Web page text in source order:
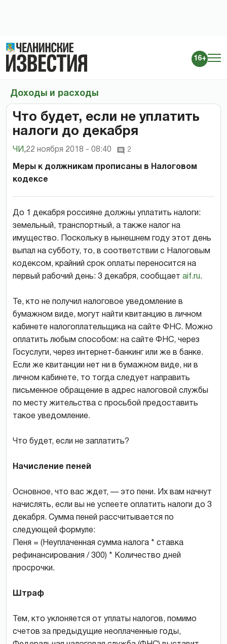
16+
Доходы и расходы
Что будет, если не уплатить
налоги до декабря
ЧИ ,22 ноября 2018 - 08:40 2
Меры к должникам прописаны в Налоговом
кодексе
До 1 декабря россияне должны уплатить налоги:
земельный, транспортный, а также налог на
имущество. Поскольку в нынешнем году этот день
выпал на субботу, то, в соответствии с Налоговым
кодексом, крайний срок оплаты переносится на
первый рабочий день: 3 декабря, сообщает aif.ru.
Те, кто не получил налоговое уведомление в
бумажном виде, могут найти квитанцию в личном
кабинете налогоплательщика на сайте ФНС. Можно
оплатить любым способом: на сайте ФНС, через
Госуслуги, через интернет-банкинг или же в банке.
Если же квитанции нет ни в бумажном виде, ни в
личном кабинете, то тогда следует направить
письменное обращение в адрес налоговой службы
по месту жительства с просьбой предоставить
такое уведомление.
Что будет, если не заплатить?
Начисление пеней
Основное, что вас ждет, — это пени. Их вам начнут
начислять, если вы не успеете оплатить налоги до 3
декабря. Сумма пеней рассчитывается по
следующей формуле:
Пеня = (Неуплаченная сумма налога * ставка
рефинансирования / 300) * Количество дней
просрочки.
Штраф
Тем, кто уклоняется от уплаты налогов, помимо
счетов за предыдущие неоплаченные годы,